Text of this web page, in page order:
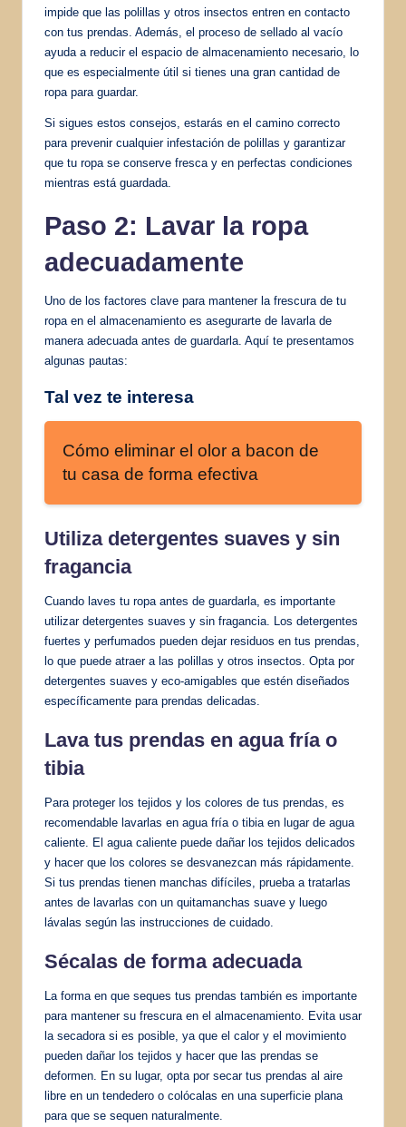
impide que las polillas y otros insectos entren en contacto
con tus prendas. Además, el proceso de sellado al vacío
ayuda a reducir el espacio de almacenamiento necesario, lo
que es especialmente útil si tienes una gran cantidad de
ropa para guardar.
Si sigues estos consejos, estarás en el camino correcto
para prevenir cualquier infestación de polillas y garantizar
que tu ropa se conserve fresca y en perfectas condiciones
mientras está guardada.
Paso 2: Lavar la ropa
adecuadamente
Uno de los factores clave para mantener la frescura de tu
ropa en el almacenamiento es asegurarte de lavarla de
manera adecuada antes de guardarla. Aquí te presentamos
algunas pautas:
Tal vez te interesa
Cómo eliminar el olor a bacon de
tu casa de forma efectiva
Utiliza detergentes suaves y sin
fragancia
Cuando laves tu ropa antes de guardarla, es importante
utilizar detergentes suaves y sin fragancia. Los detergentes
fuertes y perfumados pueden dejar residuos en tus prendas,
lo que puede atraer a las polillas y otros insectos. Opta por
detergentes suaves y eco-amigables que estén diseñados
específicamente para prendas delicadas.
Lava tus prendas en agua fría o
tibia
Para proteger los tejidos y los colores de tus prendas, es
recomendable lavarlas en agua fría o tibia en lugar de agua
caliente. El agua caliente puede dañar los tejidos delicados
y hacer que los colores se desvanezcan más rápidamente.
Si tus prendas tienen manchas difíciles, prueba a tratarlas
antes de lavarlas con un quitamanchas suave y luego
lávalas según las instrucciones de cuidado.
Sécalas de forma adecuada
La forma en que seques tus prendas también es importante
para mantener su frescura en el almacenamiento. Evita usar
la secadora si es posible, ya que el calor y el movimiento
pueden dañar los tejidos y hacer que las prendas se
deformen. En su lugar, opta por secar tus prendas al aire
libre en un tendedero o colócalas en una superficie plana
para que se sequen naturalmente.